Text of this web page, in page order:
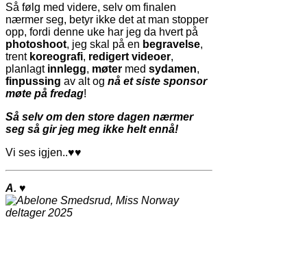
Så følg med videre, selv om finalen
nærmer seg, betyr ikke det at man stopper
opp, fordi denne uke har jeg da hvert på
photoshoot, jeg skal på en begravelse,
trent koreografi, redigert videoer,
planlagt innlegg, møter med sydamen,
finpussing av alt og nå et siste sponsor
møte på fredag!
Så selv om den store dagen nærmer
seg så gir jeg meg ikke helt ennå!
Vi ses igjen..♥♥
A. ♥